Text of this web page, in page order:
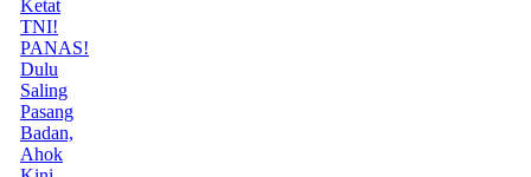
Ketat
TNI!
PANAS!
Dulu
Saling
Pasang
Badan,
Ahok